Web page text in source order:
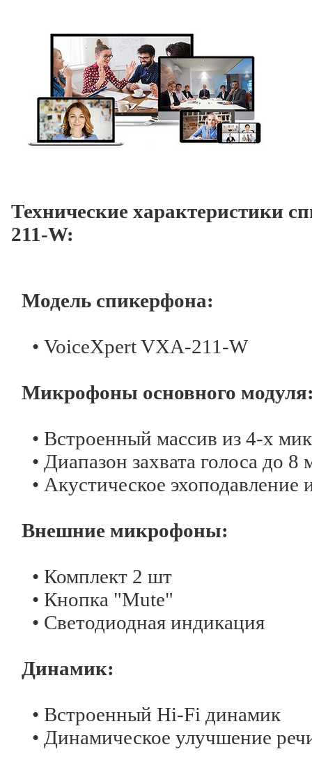
Технические характеристики
211-W:
Модель спикерфона:
• VoiceXpert VXA-211-W
Микрофоны основного
• Встроенный массив из 4-х
• Диапазон захвата голоса до
• Акустическое эхоподавление
Внешние микрофоны:
• Комплект 2 шт
• Кнопка "Mute"
• Светодиодная индикация
Динамик:
• Встроенный Hi-Fi динамик
• Динамическое улучшение